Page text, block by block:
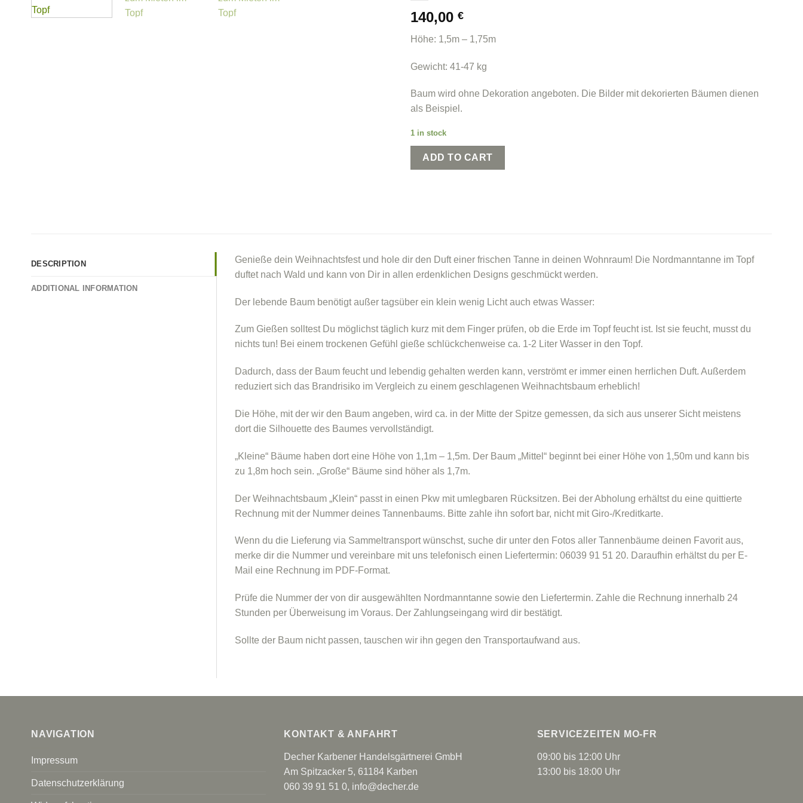
140,00 €
Höhe: 1,5m – 1,75m
Gewicht: 41-47 kg
Baum wird ohne Dekoration angeboten. Die Bilder mit dekorierten Bäumen dienen
als Beispiel.
1 in stock
ADD TO CART
DESCRIPTION
ADDITIONAL INFORMATION
Genieße dein Weihnachtsfest und hole dir den Duft einer frischen Tanne in deinen Wohnraum! Die Nordmanntanne im Topf
duftet nach Wald und kann von Dir in allen erdenklichen Designs geschmückt werden.
Der lebende Baum benötigt außer tagsüber ein klein wenig Licht auch etwas Wasser:
Zum Gießen solltest Du möglichst täglich kurz mit dem Finger prüfen, ob die Erde im Topf feucht ist. Ist sie feucht, musst du
nichts tun! Bei einem trockenen Gefühl gieße schlückchenweise ca. 1-2 Liter Wasser in den Topf.
Dadurch, dass der Baum feucht und lebendig gehalten werden kann, verströmt er immer einen herrlichen Duft. Außerdem
reduziert sich das Brandrisiko im Vergleich zu einem geschlagenen Weihnachtsbaum erheblich!
Die Höhe, mit der wir den Baum angeben, wird ca. in der Mitte der Spitze gemessen, da sich aus unserer Sicht meistens
dort die Silhouette des Baumes vervollständigt.
„Kleine“ Bäume haben dort eine Höhe von 1,1m – 1,5m. Der Baum „Mittel“ beginnt bei einer Höhe von 1,50m und kann bis
zu 1,8m hoch sein. „Große“ Bäume sind höher als 1,7m.
Der Weihnachtsbaum „Klein“ passt in einen Pkw mit umlegbaren Rücksitzen. Bei der Abholung erhältst du eine quittierte
Rechnung mit der Nummer deines Tannenbaums. Bitte zahle ihn sofort bar, nicht mit Giro-/Kreditkarte.
Wenn du die Lieferung via Sammeltransport wünschst, suche dir unter den Fotos aller Tannenbäume deinen Favorit aus,
merke dir die Nummer und vereinbare mit uns telefonisch einen Liefertermin: 06039 91 51 20. Daraufhin erhältst du per E-
Mail eine Rechnung im PDF-Format.
Prüfe die Nummer der von dir ausgewählten Nordmanntanne sowie den Liefertermin. Zahle die Rechnung innerhalb 24
Stunden per Überweisung im Voraus. Der Zahlungseingang wird dir bestätigt.
Sollte der Baum nicht passen, tauschen wir ihn gegen den Transportaufwand aus.
NAVIGATION
Impressum
Datenschutzerklärung
KONTAKT & ANFAHRT
Decher Karbener Handelsgärtnerei GmbH
Am Spitzacker 5, 61184 Karben
060 39 91 51 0, info@decher.de
SERVICEZEITEN MO-FR
09:00 bis 12:00 Uhr
13:00 bis 18:00 Uhr